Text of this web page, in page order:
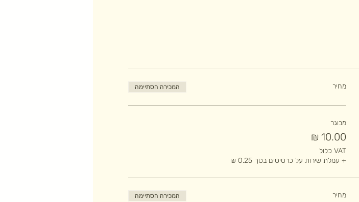
מחיר המכירה הסתיימה
מבוגר
VAT כלול
+ עמלת שירות על כרטיסים בסך ‏0.25 ‏₪
מחיר המכירה הסתיימה